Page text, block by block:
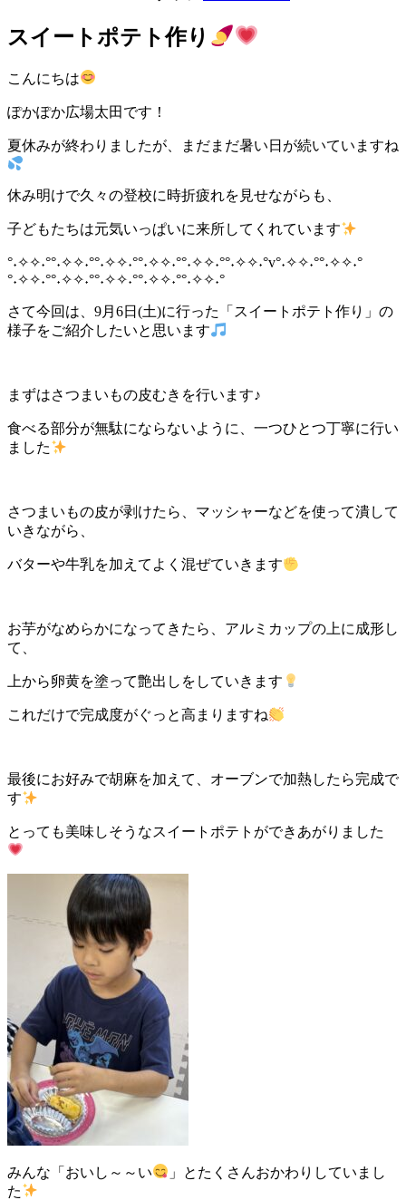
スイートポテト作り
こんにちは
ぽかぽか広場太田です！
夏休みが終わりましたが、まだまだ暑い日が続いていますね
休み明けで久々の登校に時折疲れを見せながらも、
子どもたちは元気いっぱいに来所してくれています
°˖✧✧˖°°˖✧✧˖°°˖✧✧˖°°˖✧✧˖°°˖✧✧˖°°˖✧✧˖°v°˖✧✧˖°°˖✧✧˖°
°˖✧✧˖°°˖✧✧˖°°˖✧✧˖°°˖✧✧˖°°˖✧✧˖°
さて今回は、9月6日(土)に行った「スイートポテト作り」の
様子をご紹介したいと思います
まずはさつまいもの皮むきを行います♪
食べる部分が無駄にならないように、一つひとつ丁寧に行い
ました
さつまいもの皮が剥けたら、マッシャーなどを使って潰して
いきながら、
バターや牛乳を加えてよく混ぜていきます
お芋がなめらかになってきたら、アルミカップの上に成形し
て、
上から卵黄を塗って艶出しをしていきます
これだけで完成度がぐっと高まりますね
最後にお好みで胡麻を加えて、オーブンで加熱したら完成で
す
とっても美味しそうなスイートポテトができあがりました
みんな「おいし～～い
」とたくさんおかわりしていまし
た